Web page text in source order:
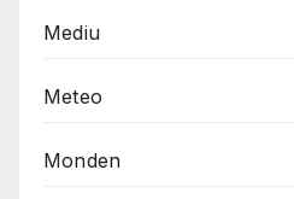
Mediu
Meteo
Monden